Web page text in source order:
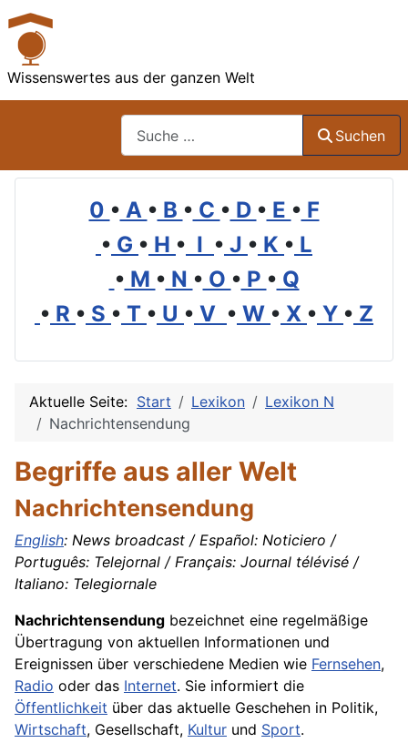
Wissenswertes aus der ganzen Welt
Suchen
0 • A • B • C • D • E • F
• G • H • I • J • K • L
• M • N • O • P • Q
• R • S • T • U • V • W • X • Y • Z
Aktuelle Seite: Start Lexikon
Lexikon N
Nachrichtensendung
Begriffe aus aller Welt
Nachrichtensendung
English: News broadcast / Español: Noticiero /
Português: Telejornal / Français: Journal télévisé /
Italiano: Telegiornale
Nachrichtensendung bezeichnet eine regelmäßige
Übertragung von aktuellen Informationen und
Ereignissen über verschiedene Medien wie Fernsehen,
Radio oder das Internet. Sie informiert die
Öffentlichkeit über das aktuelle Geschehen in Politik,
Wirtschaft, Gesellschaft, Kultur und Sport.